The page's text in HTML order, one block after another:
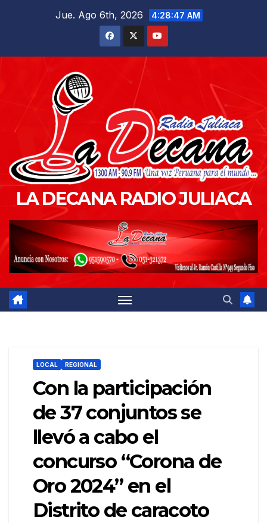
Jue. Ago 6th, 2026 4:28:48 AM
LA DECANA RADIO JULIACA
LOCAL REGIONAL
Con la participación
de 37 conjuntos se
llevó a cabo el
concurso “Corona de
Oro 2024” en el
Distrito de caracoto